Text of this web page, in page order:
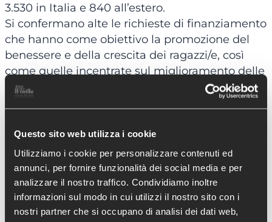
Questo sito web utilizza i cookie
Utilizziamo i cookie per personalizzare contenuti ed
annunci, per fornire funzionalità dei social media e per
analizzare il nostro traffico. Condividiamo inoltre
informazioni sul modo in cui utilizzi il nostro sito con i
nostri partner che si occupano di analisi dei dati web,
3.530 in Italia e 840 all’estero.
Si confermano alte le richieste di finanziamento
che hanno come obiettivo la promozione del
benessere e della crescita dei ragazzi/e, così
come quelle incentrate sul miglioramento delle
condizioni di vita di persone affette da disabilità
All’estero la priorità è per i progetti educativi,
Rispetto agli ultimi due anni, rilevante è
aumento delle candidature da parte di enti
nuovi, che non si erano mai rivolti all’Otto per
Mille Valdese. Sintomo della fiducia nel nostro